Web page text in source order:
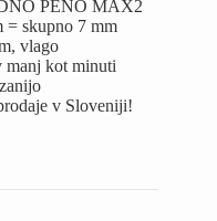
PENO MAX2
= skupno 7 mm
vlago
manj kot minuti
v Sloveniji!